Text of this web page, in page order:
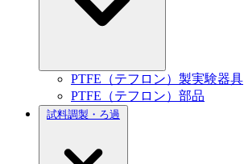
PTFE（テフロン）製実験器具
PTFE（テフロン）部品
試料調製・ろ過